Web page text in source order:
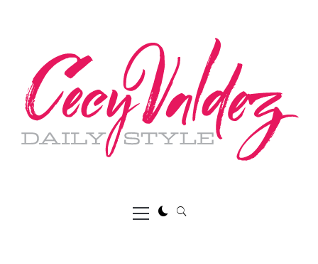
Menú
principal